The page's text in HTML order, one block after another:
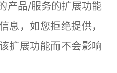
产品/服务的扩展功能
息，如您拒绝提供，
扩展功能而不会影响